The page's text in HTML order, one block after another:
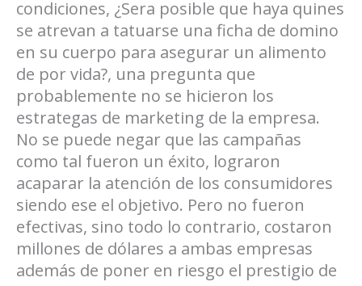
condiciones, ¿Sera posible que haya quines
se atrevan a tatuarse una ficha de domino
en su cuerpo para asegurar un alimento
de por vida?, una pregunta que
probablemente no se hicieron los
estrategas de marketing de la empresa.
No se puede negar que las campañas
como tal fueron un éxito, lograron
acaparar la atención de los consumidores
siendo ese el objetivo. Pero no fueron
efectivas, sino todo lo contrario, costaron
millones de dólares a ambas empresas
además de poner en riesgo el prestigio de